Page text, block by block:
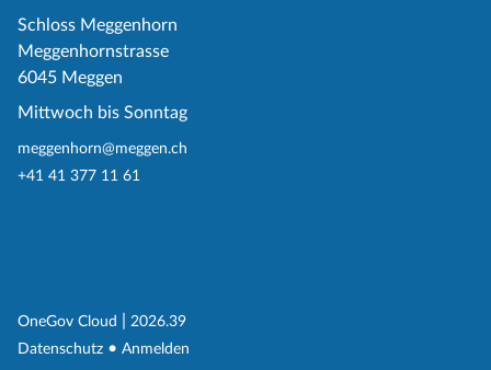
Schloss Meggenhorn
Meggenhornstrasse
6045 Meggen
Mittwoch bis Sonntag
meggenhorn@meggen.ch
+41 41 377 11 61
OneGov Cloud (External Link)
2026.39
Datenschutz (External Link)
Anmelden